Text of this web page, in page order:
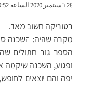
28 בسبتمبر 2020 الساعة 9:52
רטוריקה חשוב מאד.
מקרה שהיה: השכנה
הספר גור חתולים
ופגוע, השכנה שיקמה
יפה והם יוצאים